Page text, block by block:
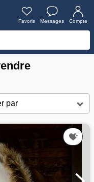
Favoris Messages Compte